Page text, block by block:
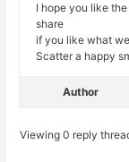
I hope you like
share
if you like what
Scatter a happy
Author
Viewing 0 reply